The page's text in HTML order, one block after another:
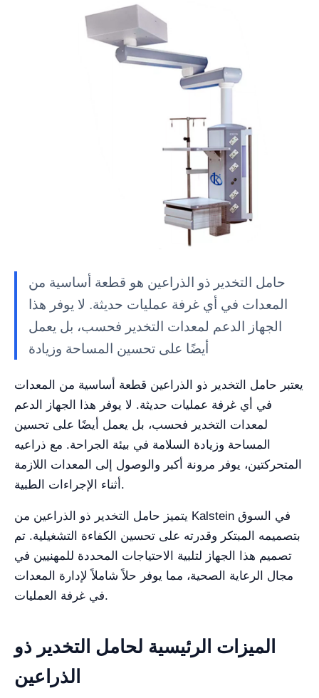
حامل التخدير ذو الذراعين هو قطعة أساسية من
المعدات في أي غرفة عمليات حديثة. لا يوفر هذا
الجهاز الدعم لمعدات التخدير فحسب، بل يعمل
أيضًا على تحسين المساحة وزيادة
يعتبر حامل التخدير ذو الذراعين قطعة أساسية من المعدات
في أي غرفة عمليات حديثة. لا يوفر هذا الجهاز الدعم
لمعدات التخدير فحسب، بل يعمل أيضًا على تحسين
المساحة وزيادة السلامة في بيئة الجراحة. مع ذراعيه
المتحركتين، يوفر مرونة أكبر والوصول إلى المعدات اللازمة
أثناء الإجراءات الطبية.
يتميز حامل التخدير ذو الذراعين من Kalstein في السوق
بتصميمه المبتكر وقدرته على تحسين الكفاءة التشغيلية. تم
تصميم هذا الجهاز لتلبية الاحتياجات المحددة للمهنيين في
مجال الرعاية الصحية، مما يوفر حلاً شاملاً لإدارة المعدات
في غرفة العمليات.
الميزات الرئيسية لحامل التخدير ذو
الذراعين